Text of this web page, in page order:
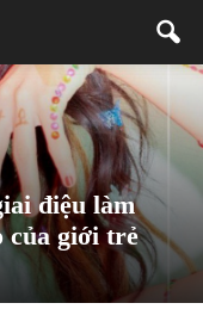
điệu làm
của giới trẻ